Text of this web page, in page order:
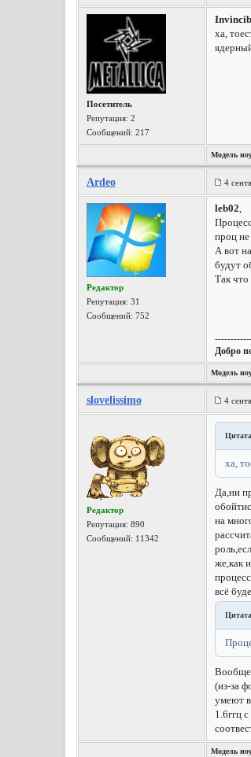
Посетитель
Репутация: 2
Сообщений: 217
ха,
Модель
Windows
Ardeo 4
Редактор
Репутация: 31
Сообщений: 752
leb02,
проц не
А вот
будут
Так
Добро
Модель
WD
slovelissimo 4
Редактор
Репутация: 890
Сообщений: 11342
ха,
Да,ни
на
же,как
всё
(из-за
умеют
1.6ггц
Модель